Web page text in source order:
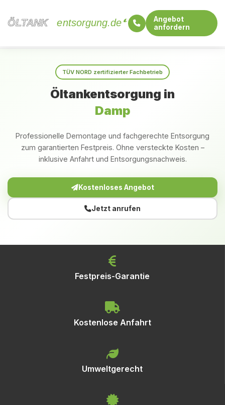
ÖLTANK
ÖLTANK entsorgung.de
Angebot
anfordern
TÜV NORD zertifizierter Fachbetrieb
Öltankentsorgung in
Damp
Professionelle Demontage und fachgerechte Entsorgung
zum garantierten Festpreis. Ohne versteckte Kosten –
inklusive Anfahrt und Entsorgungsnachweis.
Kostenloses Angebot
Jetzt anrufen
Festpreis-Garantie
Kostenlose Anfahrt
Umweltgerecht